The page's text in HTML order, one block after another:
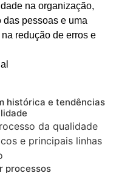
na organização,
pessoas e uma
redução de erros e
histórica e tendências
da qualidade
e principais linhas
processos